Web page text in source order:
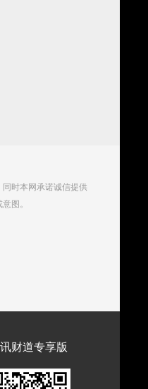
时本网承诺诚信提供
图。
财道专享版